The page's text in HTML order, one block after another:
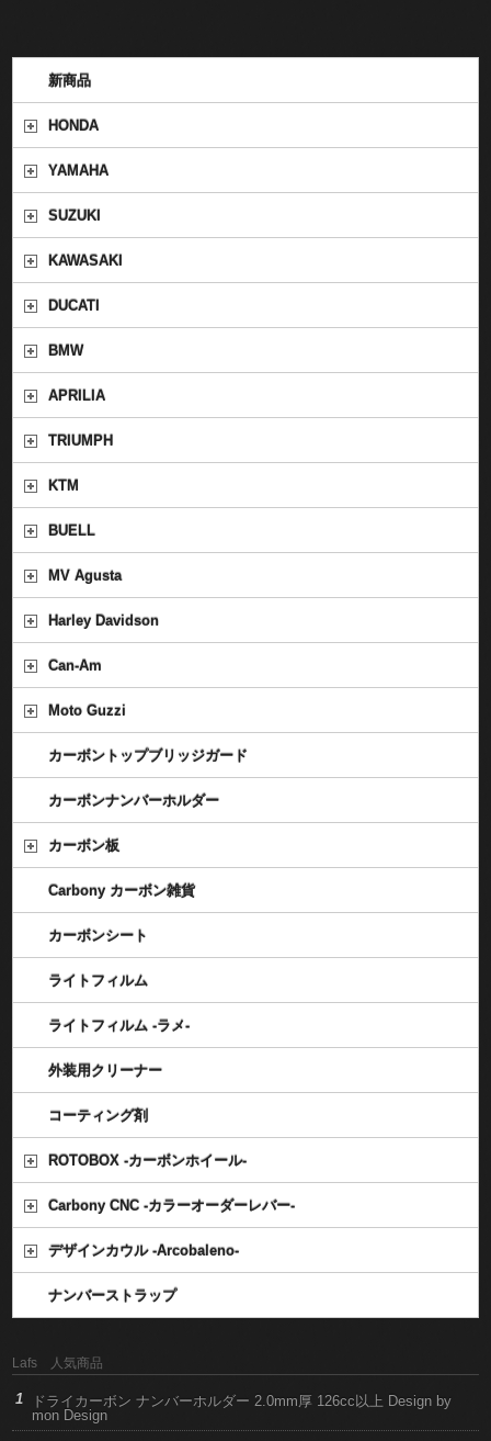
新商品
HONDA
YAMAHA
SUZUKI
KAWASAKI
DUCATI
BMW
APRILIA
TRIUMPH
KTM
BUELL
MV Agusta
Harley Davidson
Can-Am
Moto Guzzi
カーボントップブリッジガード
カーボンナンバーホルダー
カーボン板
Carbony カーボン雑貨
カーボンシート
ライトフィルム
ライトフィルム -ラメ-
外装用クリーナー
コーティング剤
ROTOBOX -カーボンホイール-
Carbony CNC -カラーオーダーレバー-
デザインカウル -Arcobaleno-
ナンバーストラップ
Lafs 人気商品
ドライカーボン ナンバーホルダー 2.0mm厚 126cc以上 Design by
mon Design